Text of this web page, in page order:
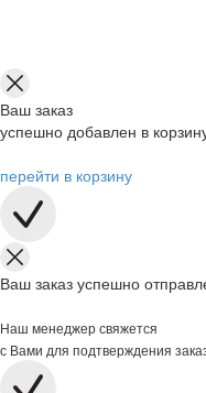
Ваш заказ
успешно добавлен в
перейти в корзину
Ваш заказ успешно
Наш менеджер свяжется
с Вами для подтверждения